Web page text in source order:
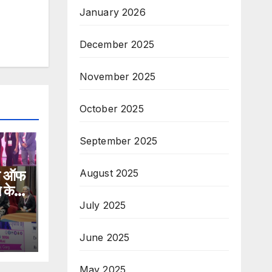
ऑफ
के
January 2026
December 2025
November 2025
October 2025
September 2025
August 2025
July 2025
June 2025